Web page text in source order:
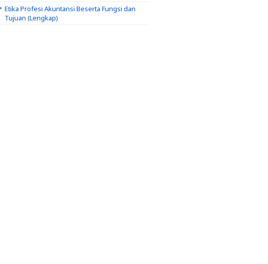
Etika Profesi Akuntansi Beserta Fungsi dan
Tujuan (Lengkap)